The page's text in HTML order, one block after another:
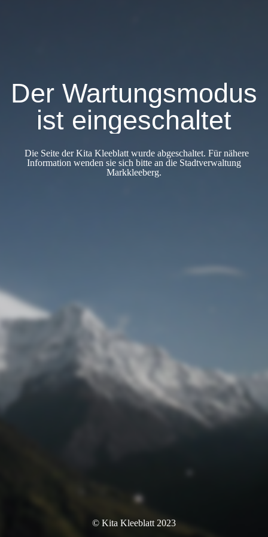
Der Wartungsmodus
ist eingeschaltet
Die Seite der Kita Kleeblatt wurde abgeschaltet. Für nähere
Information wenden sie sich bitte an die Stadtverwaltung
Markkleeberg.
© Kita Kleeblatt 2023